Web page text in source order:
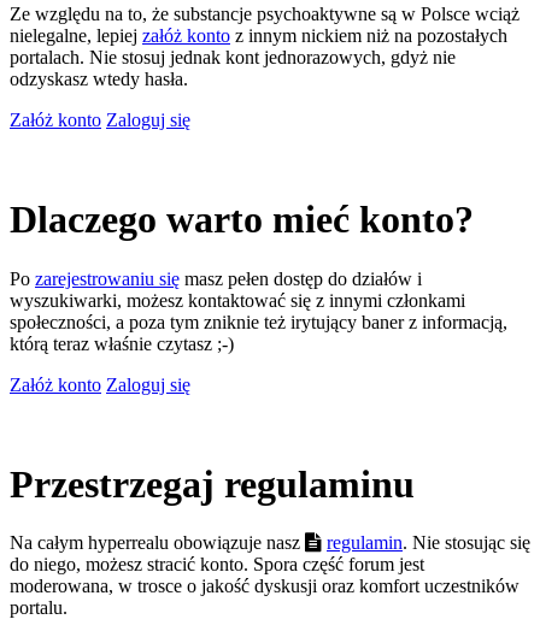
Ze względu na to, że substancje psychoaktywne są w Polsce wciąż
nielegalne, lepiej załóż konto z innym nickiem niż na pozostałych
portalach. Nie stosuj jednak kont jednorazowych, gdyż nie
odzyskasz wtedy hasła.
Załóż konto Zaloguj się
Dlaczego warto mieć konto?
Po zarejestrowaniu się masz pełen dostęp do działów i
wyszukiwarki, możesz kontaktować się z innymi członkami
społeczności, a poza tym zniknie też irytujący baner z informacją,
którą teraz właśnie czytasz ;-)
Załóż konto Zaloguj się
Przestrzegaj regulaminu
Na całym hyperrealu obowiązuje nasz regulamin. Nie stosując się
do niego, możesz stracić konto. Spora część forum jest
moderowana, w trosce o jakość dyskusji oraz komfort uczestników
portalu.